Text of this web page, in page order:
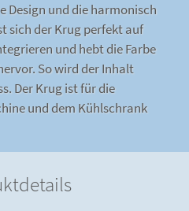
Design und die harmonisch
sich der Krug perfekt auf
und hebt die Farbe
So wird der Inhalt
Der Krug ist für die
und dem Kühlschrank